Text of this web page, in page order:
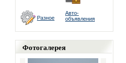
Разное
Авто-
объявления
Фотогалерея